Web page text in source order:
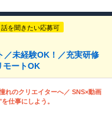
話を聞きたい応募可
／未経験OK！／充実研修
モートOK
れのクリエイターへ／ SNS×動画
仕事にしよう。